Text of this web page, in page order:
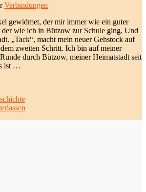
Verbindungen
gewidmet, der mir immer wie ein guter
der wie ich in Bützow zur Schule ging. Und
„Tack“, macht mein neuer Gehstock auf
zweiten Schritt. Ich bin auf meiner
durch Bützow, meiner Heimatstadt seit
ist …